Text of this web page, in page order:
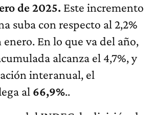
de 2025. Este incremento
suba con respecto al 2,2%
En lo que va del año,
alcanza el 4,7%, y
interanual, el
al 66,9%..